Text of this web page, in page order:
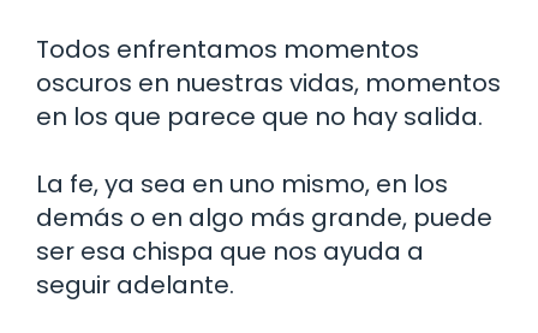
Todos enfrentamos momentos
oscuros en nuestras vidas, momentos
en los que parece que no hay salida.
La fe, ya sea en uno mismo, en los
demás o en algo más grande, puede
ser esa chispa que nos ayuda a
seguir adelante.